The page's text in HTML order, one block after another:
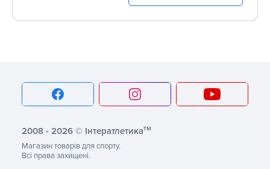
2008 - 2026 © Інтератлетикатм
Магазин товарів для спорту.
Всі права захищені.